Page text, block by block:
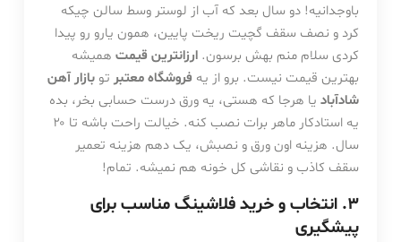
باوجدانیه! دو سال بعد که آب از لوستر وسط سالن چیکه
کرد و نصف سقف گچیت ریخت پایین، همون یارو رو پیدا
کردی سلام منم بهش برسون. ارزانترین قیمتهمیشه
بهترین قیمت نیست. برو از یه فروشگاه معتبرتو بازار آهن
شادآبادیا هرجا که هستی، یه ورق درست حسابی بخر، بده
یه استادکار ماهر برات نصب کنه. خیالت راحت باشه تا ۲۰
سال. هزینه اون ورق و نصبش، یک دهم هزینه تعمیر
سقف کاذب و نقاشی کل خونه هم نمیشه. تمام!
۳. انتخاب و خرید فلاشینگ مناسب برای
پیشگیری